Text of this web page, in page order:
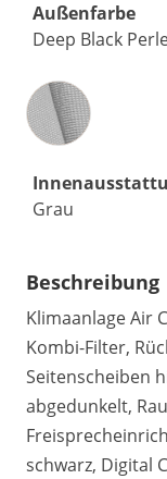
Außenfarbe
Deep Black
Innenausstattung
Grau
Beschreibung
Klimaanlage Air
Kombi-Filter,
Seitenscheiben
abgedunkelt,
schwarz, Digital